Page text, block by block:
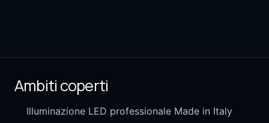
Ambiti coperti
Illuminazione LED professionale Made in Italy